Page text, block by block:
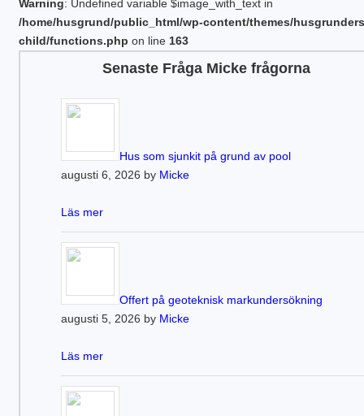
Warning: Undefined variable $image_with_text in
/home/husgrund/public_html/wp-content/themes/
child/functions.php on line 163
Senaste Fråga Micke frågorna
Hus som sjunkit på grund av pool
augusti 6, 2026 by Micke
Läs mer
Offert på geoteknisk markundersökning
augusti 5, 2026 by Micke
Läs mer